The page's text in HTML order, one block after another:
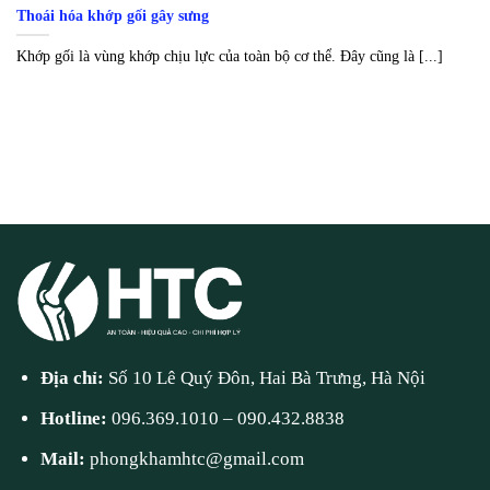
Thoái hóa khớp gối gây sưng
Khớp gối là vùng khớp chịu lực của toàn bộ cơ thể. Đây cũng là [...]
Địa chỉ: Số 10 Lê Quý Đôn, Hai Bà Trưng, Hà Nội
Hotline:096.369.1010 –090.432.8838
Mail:phongkhamhtc@gmail.com